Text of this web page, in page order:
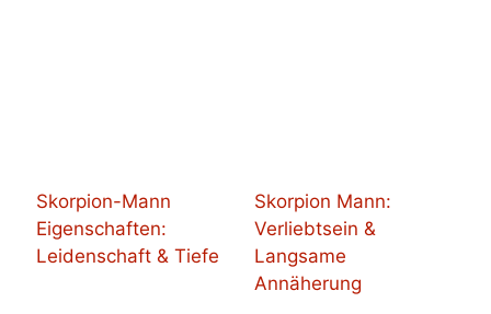
Skorpion-Mann
Eigenschaften:
Leidenschaft & Tiefe
Skorpion Mann:
Verliebtsein &
Langsame
Annäherung